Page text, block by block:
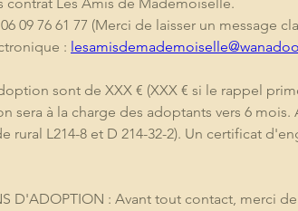
09 76 61 77 (Merci de laisser un message
:
sont de XXX € (XXX € si le rappel
sera à la charge des adoptants vers 6
rural L214-8 et D 214-32-2). Un certificat
D'ADOPTION : Avant tout contact, merci